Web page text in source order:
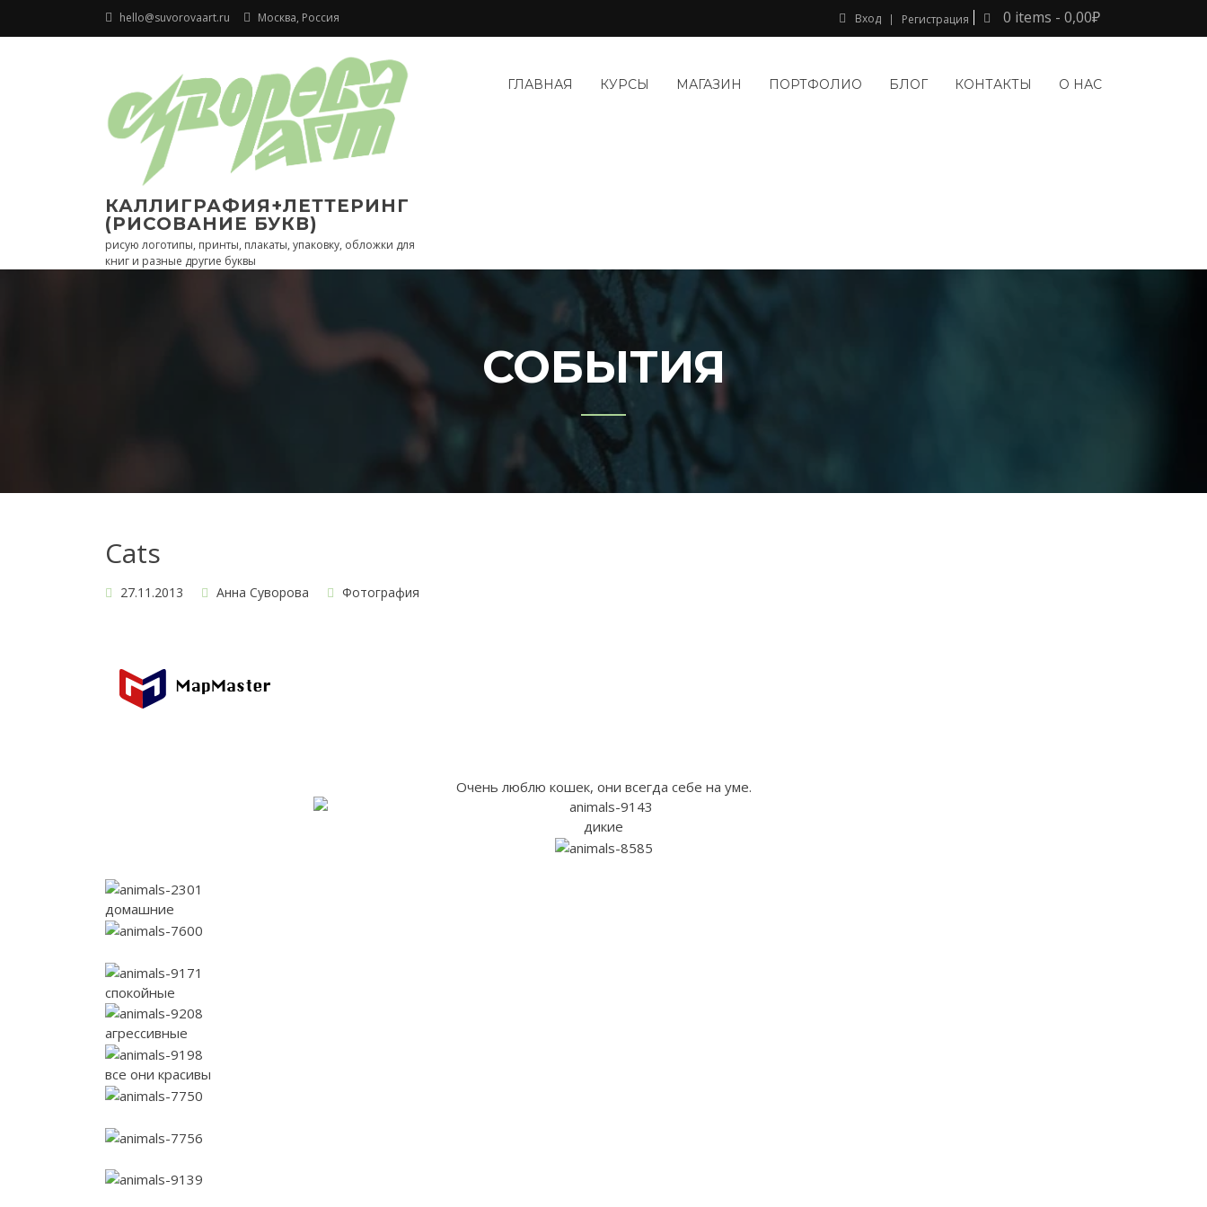
hello@suvorovaart.ru Москва, Россия Вход Регистрация 0 items - 0,00₽
КАЛЛИГРАФИЯ+ЛЕТТЕРИНГ
(РИСОВАНИЕ БУКВ)
рисую логотипы, принты, плакаты, упаковку, обложки для
книг и разные другие буквы
ГЛАВНАЯ КУРСЫ МАГАЗИН ПОРТФОЛИО БЛОГ КОНТАКТЫ О НАС
СОБЫТИЯ
Cats
27.11.2013 Анна Суворова Фотография
Очень люблю кошек, они всегда себе на уме.
дикие
домашние
спокойные
агрессивные
все они красивы